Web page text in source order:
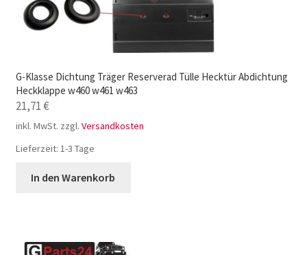
G-Klasse Dichtung Träger Reserverad Tülle Hecktür Abdichtung
Heckklappe w460 w461 w463
21,71€
inkl. MwSt. zzgl. Versandkosten
Lieferzeit: 1-3 Tage
In den Warenkorb